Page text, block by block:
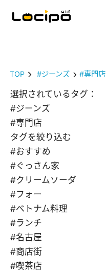
TOP #ジーンズ #専門店
選択されているタグ：
#ジーンズ
#専門店
タグを絞り込む
#おすすめ
#ぐっさん家
#クリームソーダ
#フォー
#ベトナム料理
#ランチ
#名古屋
#商店街
#喫茶店